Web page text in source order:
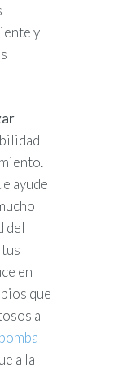
y
ayude
del
en
que
a
bomba
a la